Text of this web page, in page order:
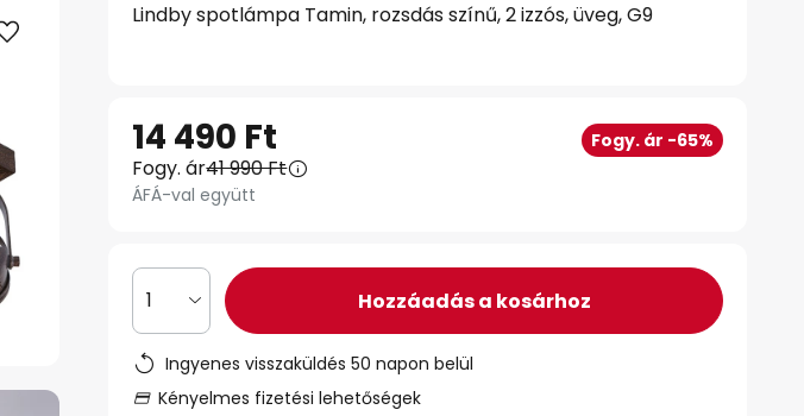
Lindby spotlámpa Tamin, rozsdás színű, 2 izzós, üveg, G9
14 490 Ft Fogy. ár -65%
Fogy. ár41 990 Ft
ÁFÁ-val együtt
1 Hozzáadás a kosárhoz
Ingyenes visszaküldés 50 napon belül
Kényelmes fizetési lehetőségek